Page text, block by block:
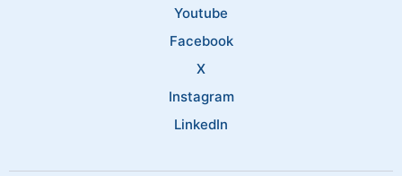
Youtube
Facebook
X
Instagram
LinkedIn